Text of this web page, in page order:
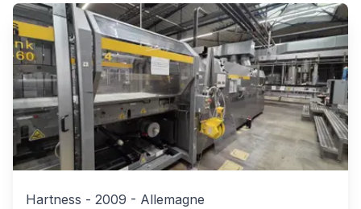
Hartness - 2009 - Allemagne